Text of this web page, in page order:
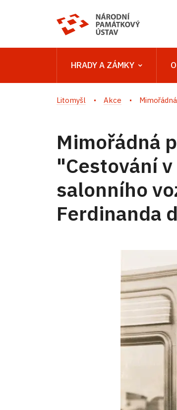
HRADY A ZÁMKY
Litomyšl Akce
Mimořádná
"Cestování
salonního
Ferdinanda